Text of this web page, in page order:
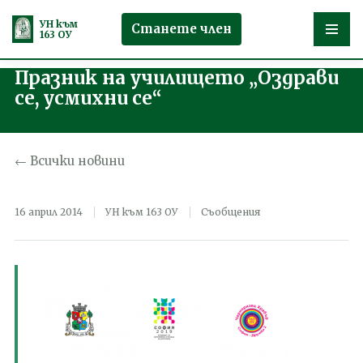
Продължете
към
съдържанието
УН към
163 ОУ
Станете член
Празник на училището „Оздрави
се, усмихни се“
← Всички новини
16 април 2014 УН към 163 ОУ Съобщения